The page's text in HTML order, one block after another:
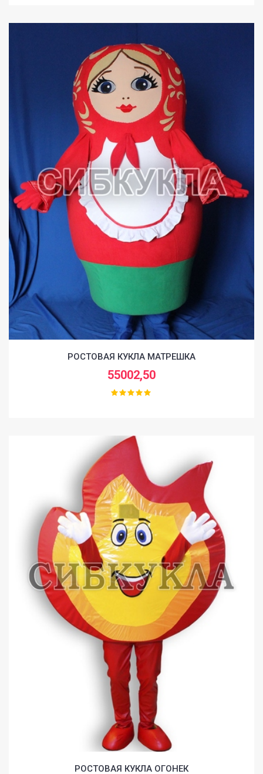
РОСТОВАЯ КУКЛА МАТРЕШКА
55002,50
РОСТОВАЯ КУКЛА ОГОНЕК